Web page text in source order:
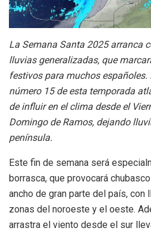
La Semana Santa 2025 arranca
lluvias generalizadas, que
festivos para muchos españoles.
número 15 de esta temporada
de influir en el clima desde el
Domingo de Ramos, dejando
península.
Este fin de semana será
borrasca, que provocará
ancho de gran parte del país, con
zonas del noroeste y el oeste.
arrastra el viento desde el sur